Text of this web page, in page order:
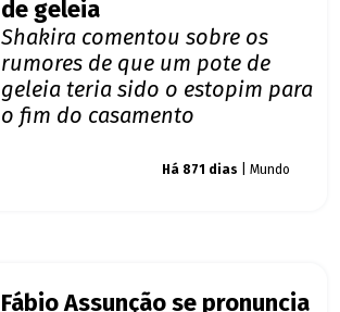
de geleia
Shakira comentou sobre os
rumores de que um pote de
geleia teria sido o estopim para
o fim do casamento
Há 871 dias | Mundo
Fábio Assunção se pronuncia